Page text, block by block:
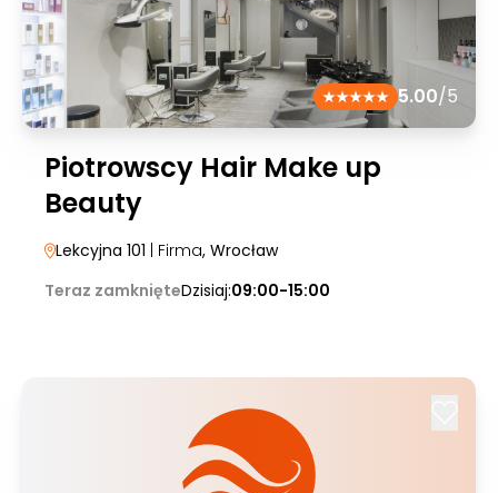
5.00/5
Piotrowscy Hair Make up
Beauty
Lekcyjna 101 | Firma, Wrocław
Teraz zamknięteDzisiaj:09:00-15:00